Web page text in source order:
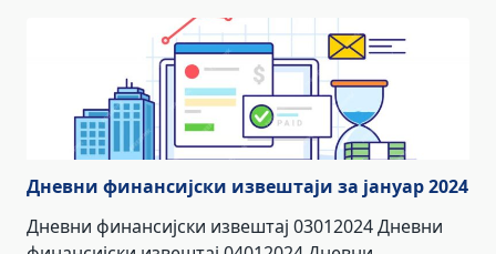
Дневни финансијски извештаји за јануар 2024
Дневни финансијски извештај 03012024 Дневни